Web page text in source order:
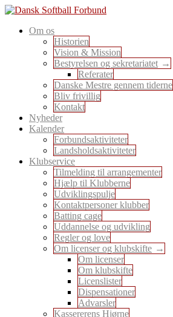
Skip
content
Dansk Softball Forbund
En sport for alle
Om os
Historien
Vision & Mission
Bestyrelsen og sekretariatet
Referater
Danske Mestre gennem tiderne
Bliv frivillig
Kontakt
Nyheder
Kalender
Forbundsaktiviteter
Landsholdsaktiviteter
Klubservice
Tilmelding til arrangementer
Hjælp til Klubberne
Udviklingspulje
Kontaktpersoner klubber
Batting cage
Uddannelse og udvikling
Regler og love
Om licenser og klubskifte
Om licenser
Om klubskifte
Licenslister
Dispensationer
Advarsler
Kassererens Hjørne